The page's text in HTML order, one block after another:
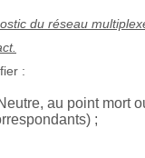
du réseau
:
au point mort
;